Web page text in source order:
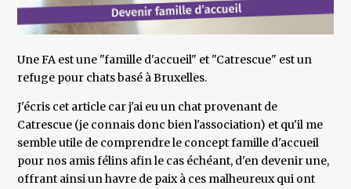
Une FA est une "famille d'accueil" et "Catrescue" est un
refuge pour chats basé à Bruxelles.
J'écris cet article car j'ai eu un chat provenant de
Catrescue (je connais donc bien l'association) et qu'il me
semble utile de comprendre le concept famille d'accueil
pour nos amis félins afin le cas échéant, d'en devenir une,
offrant ainsi un havre de paix à ces malheureux qui ont